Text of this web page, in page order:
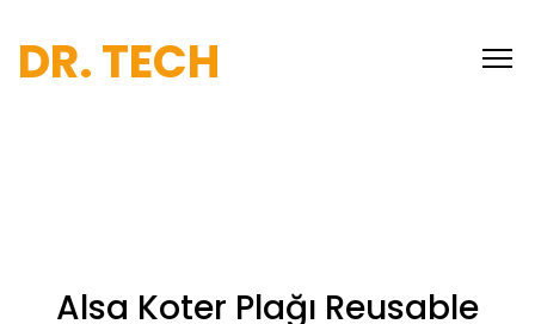
DR. TECH
Alsa Koter Plağı Reusable